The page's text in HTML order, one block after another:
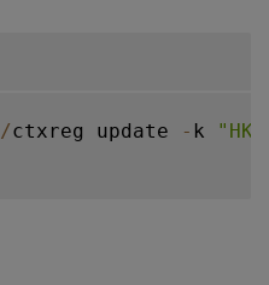
/ctxreg update - k